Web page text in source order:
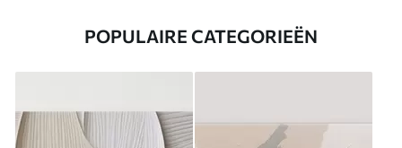
POPULAIRE CATEGORIEËN